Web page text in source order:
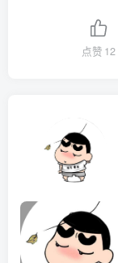
点赞 12